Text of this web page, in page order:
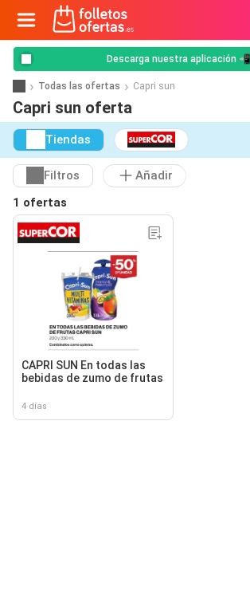
Descarga nuestra aplicación 📲
Todas las ofertas Capri sun
Capri sun oferta
Tiendas
Filtros
Añadir
1 ofertas
CAPRI SUN En todas las
bebidas de zumo de frutas
4 días